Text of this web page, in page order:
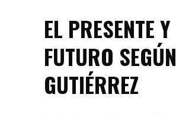
EL PRESENTE Y
FUTURO SEGÚN
GUTIÉRREZ